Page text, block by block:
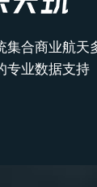
集合商业航天
专业数据支持